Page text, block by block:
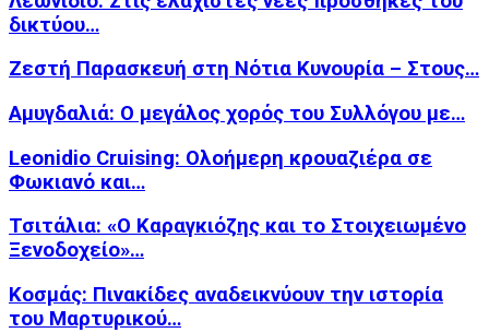
δικτύου…
Ζεστή Παρασκευή στη Νότια Κυνουρία – Στους…
Αμυγδαλιά: Ο μεγάλος χορός του Συλλόγου με…
Leonidio Cruising: Ολοήμερη κρουαζιέρα σε
Φωκιανό και…
Τσιτάλια: «Ο Καραγκιόζης και το Στοιχειωμένο
Ξενοδοχείο»…
Κοσμάς: Πινακίδες αναδεικνύουν την ιστορία
του Μαρτυρικού…